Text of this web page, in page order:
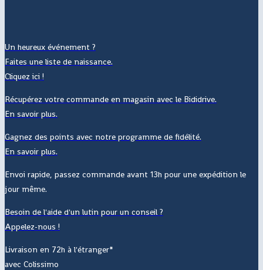
Un heureux événement ?
Faites une liste de naissance.
Cliquez ici !
Récupérez votre commande en magasin avec le Bididrive.
En savoir plus.
Gagnez des points avec notre programme de fidélité.
En savoir plus.
Envoi rapide, passez commande avant 13h pour une expédition le
jour même.
Besoin de l'aide d'un lutin pour un conseil ?
Appelez-nous !
Livraison en 72h à l'étranger*
avec Colissimo